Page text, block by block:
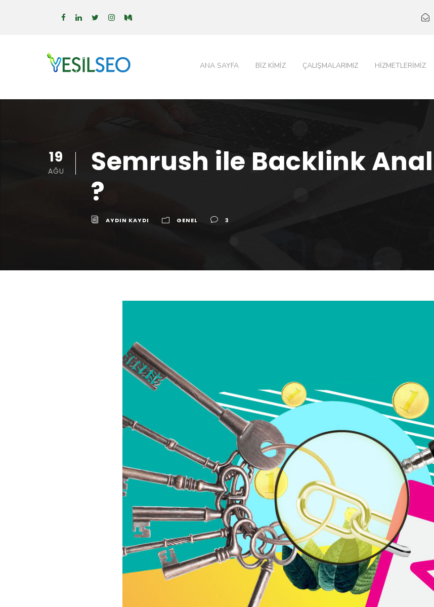
ANA SAYFA BIZ KIMIZ ÇALIŞMALARIMIZ HIZMETLERIMIZ
19
AĞU
Semrush ile Backlink
?
AYDIN KAYDI GENEL 3